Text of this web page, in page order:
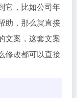
它，比如公司年
助，那么就直接
文案，这套文案
修改都可以直接